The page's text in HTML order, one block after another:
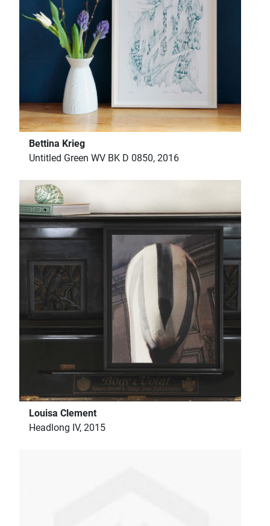
Bettina Krieg
Untitled Green WV BK D 0850, 2016
Louisa Clement
Headlong IV, 2015